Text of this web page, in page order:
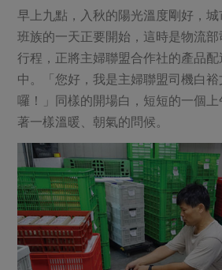
調理食材・點心
調味醬料/南北貨 烘焙
保健食品
居家好物
美妝保養 個人清潔
家庭清潔 織品
日用品 圖書禮品
防災用品
醬料
湯品．鍋物
漬物
涼拌沙拉
主題食譜
異國料理
年菜食譜
合作25-精選產品第三彈
更多當季產品
議題活動
主婦聯盟X樂齡網特約優惠案
30%rPET紅烏龍茶
2024農業發展計畫年度報告
更多議題活動
把最好的台灣味帶回家！
減硝酸鹽 惜食
非基改運動 支持本
廢核運動 能源議題
減添加物 減塑減廢
公益金
更多議題
生活者e週報
綠主張月刊
自主把關
檢驗報告
硝酸鹽檢驗
社員權益
合作社法規
社務專區
選舉專區
最新消息
早上九點，入秋的陽光溫度剛好，
班族的一天正要開始，這時是物流
行程，正將主婦聯盟合作社的產品
中。「您好，我是主婦聯盟司機白裕
囉！」同樣的開場白，短短的一個
著一樣溫暖、朝氣的問候。